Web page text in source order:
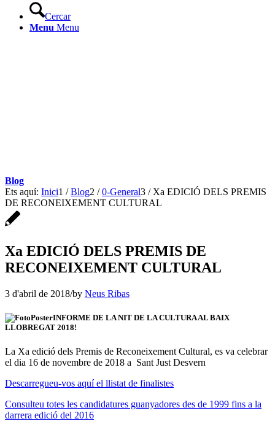
Cercar
Menu Menu
Blog
Ets aquí: Inici1 / Blog2 / 0-General3 / Xa EDICIÓ DELS PREMIS
DE RECONEIXEMENT CULTURAL
Xa EDICIÓ DELS PREMIS DE
RECONEIXEMENT CULTURAL
3 d'abril de 2018/by Neus Ribas
INFORME DE LA NIT DE LA CULTURA AL BAIX
LLOBREGAT 2018!
La Xa edició dels Premis de Reconeixement Cultural, es va celebrar
el dia 16 de novembre de 2018 a Sant Just Desvern
Descarregueu-vos aquí el llistat de finalistes
Consulteu totes les candidatures guanyadores des de 1999 fins a la
darrera edició del 2016